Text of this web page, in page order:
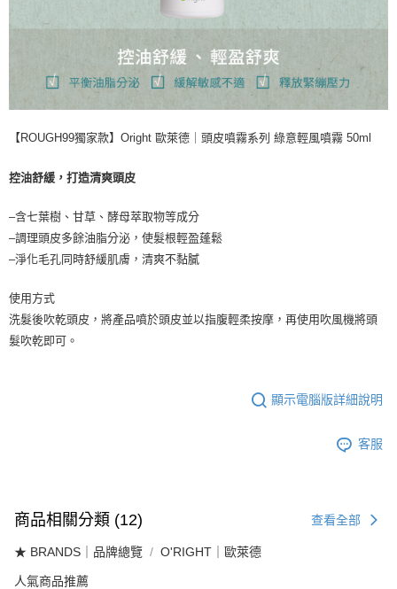
【ROUGH99獨家款】Oright 歐萊德｜頭皮噴霧系列 綠意輕風噴霧 50ml
控油舒緩，打造清爽頭皮
–含七葉樹、甘草、酵母萃取物等成分
–調理頭皮多餘油脂分泌，使髮根輕盈蓬鬆
–淨化毛孔同時舒緩肌膚，清爽不黏膩
使用方式
洗髮後吹乾頭皮，將產品噴於頭皮並以指腹輕柔按摩，再使用吹風機將頭
髮吹乾即可。
顯示電腦版詳細說明
客服
商品相關分類 (12) 查看全部
★ BRANDS｜品牌總覽 O'RIGHT｜歐萊德
人氣商品推薦